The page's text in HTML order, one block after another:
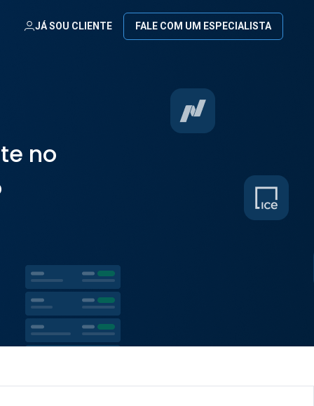
JÁ SOU CLIENTE FALE COM UM ESPECIALISTA
no